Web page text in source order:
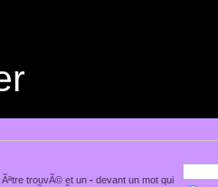
Ãªtre trouvÃ© et un- devant un mot qui